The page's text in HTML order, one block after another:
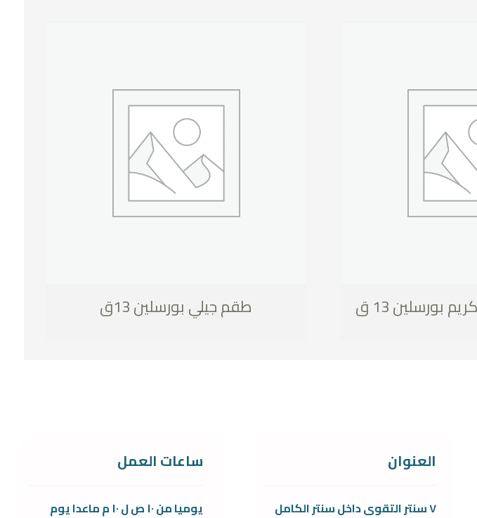
طقم جيلي بورسلين 13ق بورسلين 13 ق
العنوان
٧ سنتر التقوى داخل سنتر الكامل
ساعات العمل
يوميا من ١٠ ص ل ١٠ م ماعدا يوم